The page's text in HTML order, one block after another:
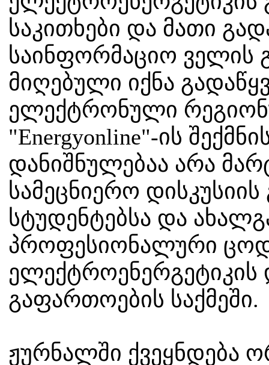
საკითხები და მათი
საინფორმაციო ველის
მიღებული იქნა
ელექტრონული
"Energyonline"-ის
დანიშნულებაა არა
სამეცნიერო
სტუდენტებსა და
პროფესიონალური
ელექტროენერგეტიკის
გაფართოების საქმეში.
ჟურნალში ქვეყნდება